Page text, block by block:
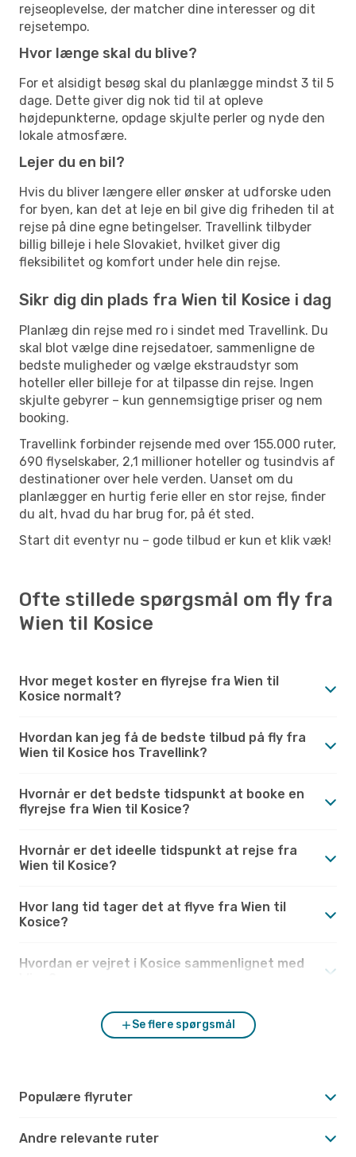
rejseoplevelse, der matcher dine interesser og dit
rejsetempo.
Hvor længe skal du blive?
For et alsidigt besøg skal du planlægge mindst 3 til 5
dage. Dette giver dig nok tid til at opleve
højdepunkterne, opdage skjulte perler og nyde den
lokale atmosfære.
Lejer du en bil?
Hvis du bliver længere eller ønsker at udforske uden
for byen, kan det at leje en bil give dig friheden til at
rejse på dine egne betingelser. Travellink tilbyder
billig billeje i hele Slovakiet, hvilket giver dig
fleksibilitet og komfort under hele din rejse.
Sikr dig din plads fra Wien til Kosice i dag
Planlæg din rejse med ro i sindet med Travellink. Du
skal blot vælge dine rejsedatoer, sammenligne de
bedste muligheder og vælge ekstraudstyr som
hoteller eller billeje for at tilpasse din rejse. Ingen
skjulte gebyrer – kun gennemsigtige priser og nem
booking.
Travellink forbinder rejsende med over 155.000 ruter,
690 flyselskaber, 2,1 millioner hoteller og tusindvis af
destinationer over hele verden. Uanset om du
planlægger en hurtig ferie eller en stor rejse, finder
du alt, hvad du har brug for, på ét sted.
Start dit eventyr nu – gode tilbud er kun et klik væk!
Ofte stillede spørgsmål om fly fra
Wien til Kosice
Hvor meget koster en flyrejse fra Wien til
Kosice normalt?
Hvordan kan jeg få de bedste tilbud på fly fra
Wien til Kosice hos Travellink?
Hvornår er det bedste tidspunkt at booke en
flyrejse fra Wien til Kosice?
Hvornår er det ideelle tidspunkt at rejse fra
Wien til Kosice?
Hvor lang tid tager det at flyve fra Wien til
Kosice?
Hvordan er vejret i Kosice sammenlignet med
Se flere spørgsmål
Populære flyruter
Andre relevante ruter